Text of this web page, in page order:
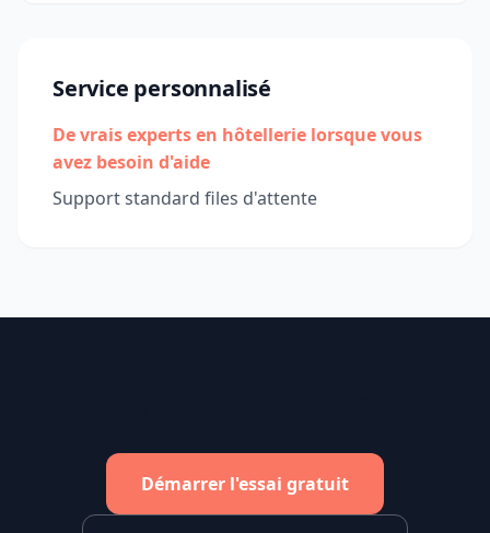
Service personnalisé
De vrais experts en hôtellerie lorsque vous
avez besoin d'aide
Support standard files d'attente
Démarrer l'essai gratuit